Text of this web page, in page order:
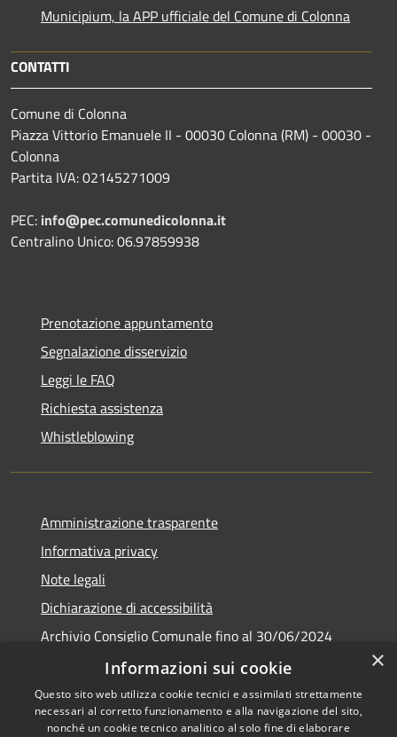
Municipium, la APP ufficiale del Comune di Colonna
CONTATTI
Comune di Colonna
Piazza Vittorio Emanuele II - 00030 Colonna (RM) - 00030 -
Colonna
Partita IVA: 02145271009
PEC: info@pec.comunedicolonna.it
Centralino Unico: 06.97859938
Prenotazione appuntamento
Segnalazione disservizio
Leggi le FAQ
Richiesta assistenza
Whistleblowing
Amministrazione trasparente
Informativa privacy
Note legali
Dichiarazione di accessibilità
Archivio Consiglio Comunale fino al 30/06/2024
Consiglio Comunale Online
×
Informazioni sui cookie
Questo sito web utilizza cookie tecnici e assimilati strettamente
necessari al corretto funzionamento e alla navigazione del sito,
nonché un cookie tecnico analitico al solo fine di elaborare